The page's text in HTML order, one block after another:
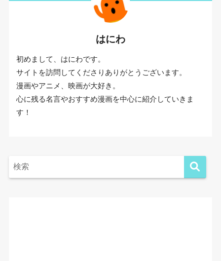
はにわ
初めまして、はにわです。
サイトを訪問してくださりありがとうございます。
漫画やアニメ、映画が大好き。
心に残る名言やおすすめ漫画を中心に紹介していきま
す！